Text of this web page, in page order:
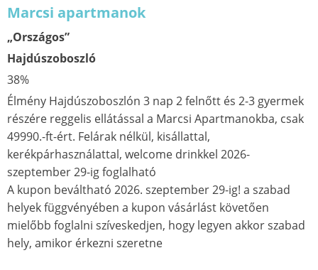
Marcsi apartmanok
„Országos”
Hajdúszoboszló
38%
Élmény Hajdúszoboszlón 3 nap 2 felnőtt és 2-3 gyermek
részére reggelis ellátással a Marcsi Apartmanokba, csak
49990.-ft-ért. Felárak nélkül, kisállattal,
kerékpárhasználattal, welcome drinkkel 2026-
szeptember 29-ig foglalható
A kupon beváltható 2026. szeptember 29-ig! a szabad
helyek függvényében a kupon vásárlást követően
mielőbb foglalni szíveskedjen, hogy legyen akkor szabad
hely, amikor érkezni szeretne